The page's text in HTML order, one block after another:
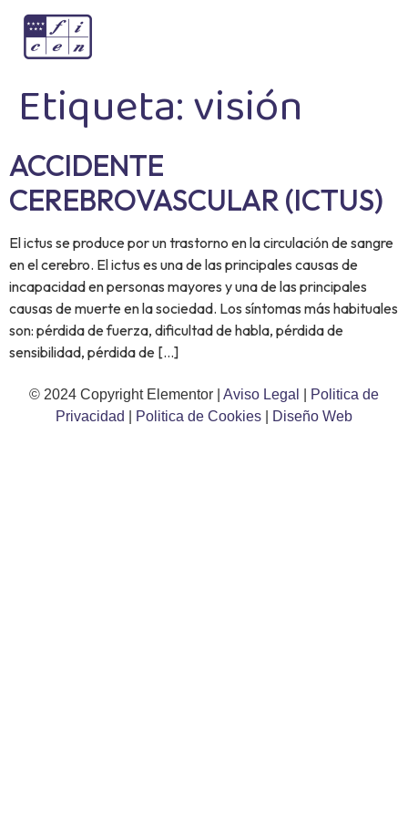
Etiqueta:visión
ACCIDENTE
CEREBROVASCULAR (ICTUS)
El ictus se produce por un trastorno en la circulación de sangre
en el cerebro. El ictus es una de las principales causas de
incapacidad en personas mayores y una de las principales
causas de muerte en la sociedad. Los síntomas más habituales
son: pérdida de fuerza, dificultad de habla, pérdida de
sensibilidad, pérdida de […]
© 2024 Copyright Elementor | Aviso Legal
Politica de
Privacidad
Politica de Cookies Diseño Web